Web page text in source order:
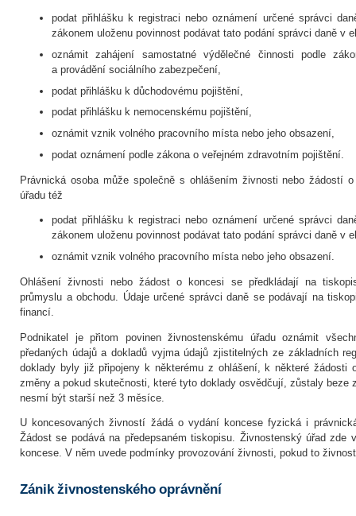
podat přihlášku k registraci nebo oznámení určené správci
zákonem uloženu povinnost podávat tato podání správci daně v
oznámit zahájení samostatné výdělečné činnosti podle
a provádění sociálního zabezpečení,
podat přihlášku k důchodovému pojištění,
podat přihlášku k nemocenskému pojištění,
oznámit vznik volného pracovního místa nebo jeho obsazení,
podat oznámení podle zákona o veřejném zdravotním pojištění.
Právnická osoba může společně s ohlášením živnosti nebo žádostí
úřadu též
podat přihlášku k registraci nebo oznámení určené správci
zákonem uloženu povinnost podávat tato podání správci daně v
oznámit vznik volného pracovního místa nebo jeho obsazení.
Ohlášení živnosti nebo žádost o koncesi se předkládají na
průmyslu a obchodu. Údaje určené správci daně se podávají na
financí.
Podnikatel je přitom povinen živnostenskému úřadu oznámit
předaných údajů a dokladů vyjma údajů zjistitelných ze základních
doklady byly již připojeny k některému z ohlášení, k některé žádosti
změny a pokud skutečnosti, které tyto doklady osvědčují, zůstaly beze
nesmí být starší než 3 měsíce.
U koncesovaných živností žádá o vydání koncese fyzická i
Žádost se podává na předepsaném tiskopisu. Živnostenský úřad zde
koncese. V něm uvede podmínky provozování živnosti, pokud to
Zánik živnostenského oprávnění